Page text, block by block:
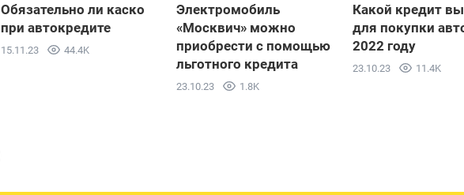
Обязательно ли каско
при автокредите
15.11.23 44.4K
Электромобиль
«Москвич» можно
приобрести с помощью
льготного кредита
23.10.23 1.8K
Какой кредит
для покупки
2022 году
23.10.23 11.4K